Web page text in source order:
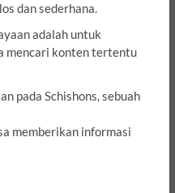
dan sederhana.
adalah untuk
mencari konten tertentu
pada Schishons, sebuah
memberikan informasi